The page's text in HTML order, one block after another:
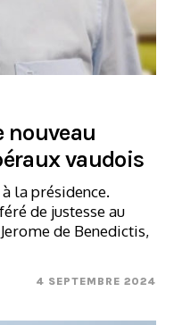
nouveau
vaudois
la présidence.
de justesse au
de Benedictis,
4 SEPTEMBRE 2024